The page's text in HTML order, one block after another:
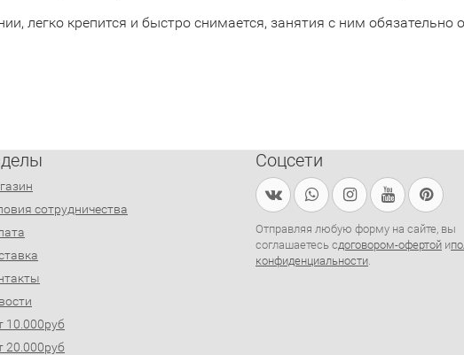
легко крепится и быстро снимается, занятия с ним
сотрудничества
10.000руб
20.000руб
Соцсети
Отправляя любую форму на сайте, вы
соглашаетесь сдоговором-офертой и
конфиденциальности.